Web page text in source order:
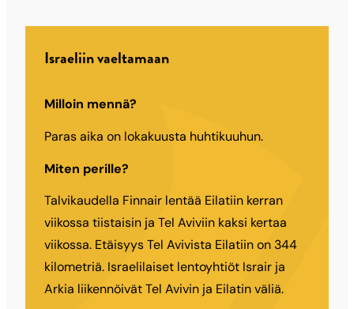
Israeliin vaeltamaan
Milloin mennä?
Paras aika on lokakuusta huhtikuuhun.
Miten perille?
Talvikaudella Finnair lentää Eilatiin kerran
viikossa tiistaisin ja Tel Aviviin kaksi kertaa
viikossa. Etäisyys Tel Avivista Eilatiin on 344
kilometriä. Israelilaiset lento­yhtiöt Israir ja
Arkia liikennöivät Tel Avivin ja Eilatin väliä.